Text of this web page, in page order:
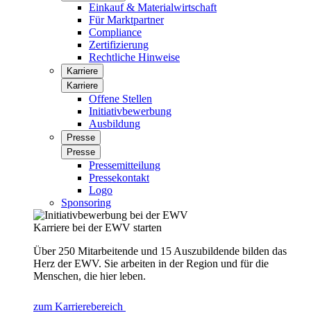
Einkauf & Materialwirtschaft
Für Marktpartner
Compliance
Zertifizierung
Rechtliche Hinweise
Karriere
Karriere
Offene Stellen
Initiativbewerbung
Ausbildung
Presse
Presse
Pressemitteilung
Pressekontakt
Logo
Sponsoring
Karriere bei der EWV starten
Über 250 Mitarbeitende und 15 Auszubildende bilden das
Herz der EWV. Sie arbeiten in der Region und für die
Menschen, die hier leben.
zum Karrierebereich